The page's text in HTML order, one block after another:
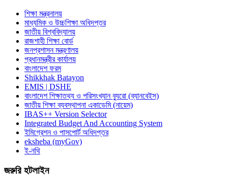
শিক্ষা মন্ত্রনালয়
মাধ্যমিক ও উচ্চশিক্ষা অধিদপ্তর
জাতীয় বিশ্ববিদ্যালয়
রাজশাহী শিক্ষা বোর্ড
জনপ্রশাসন মন্ত্রণালয়
প্রধানমন্ত্রীর কার্যালয়
বাংলাদেশ ফরম
Shikkhak Batayon
EMIS | DSHE
বাংলাদেশ শিক্ষাতথ্য ও পরিসংখ্যান ব্যুরো (ব্যানবেইস)
জাতীয় শিক্ষা ব্যবস্থাপনা একাডেমি (নায়েম)
IBAS++ Version Selector
Integrated Budget And Accounting System
ইমিগ্রেশন ও পাসপোর্ট অধিদপ্তর
eksheba (myGov)
ই-নথি
জরুরি হটলাইন